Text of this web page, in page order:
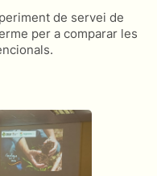
de servei de
per a comparar les